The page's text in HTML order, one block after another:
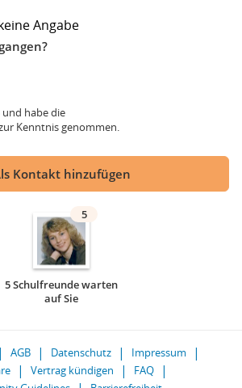
Angabe
und habe die
Kenntnis genommen.
Kontakt hinzufügen
5
5 Schulfreunde warten
auf Sie
AGB Datenschutz
Impressum
Vertrag kündigen
FAQ